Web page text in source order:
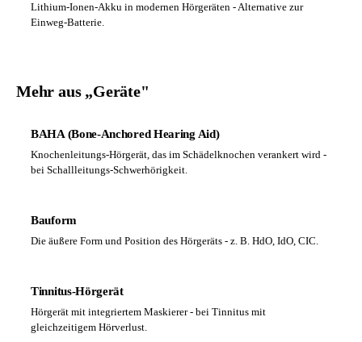
Lithium-Ionen-Akku in modernen Hörgeräten - Alternative zur
Einweg-Batterie.
Mehr aus „Geräte"
BAHA (Bone-Anchored Hearing Aid)
Knochenleitungs-Hörgerät, das im Schädelknochen verankert wird -
bei Schallleitungs-Schwerhörigkeit.
Bauform
Die äußere Form und Position des Hörgeräts - z. B. HdO, IdO, CIC.
Tinnitus-Hörgerät
Hörgerät mit integriertem Maskierer - bei Tinnitus mit
gleichzeitigem Hörverlust.